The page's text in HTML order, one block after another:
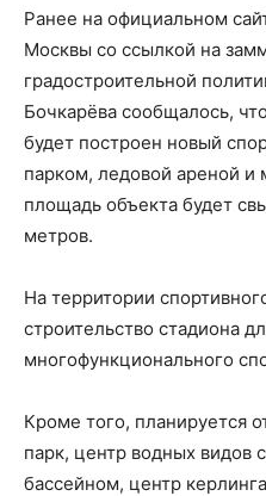
Ранее на официальном
Москвы со ссылкой на
градостроительной
Бочкарёва сообщалось,
будет построен новый
парком, ледовой ареной
площадь объекта будет
метров.
На территории
строительство стадиона
многофункционального
Кроме того, планируется
парк, центр водных видов
бассейном, центр